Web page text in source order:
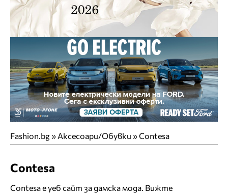
Fashion.bg» Аксесоари/Обувки »Contesa
Contesa
Contesa е уеб сайт за дамска мода. Вижте